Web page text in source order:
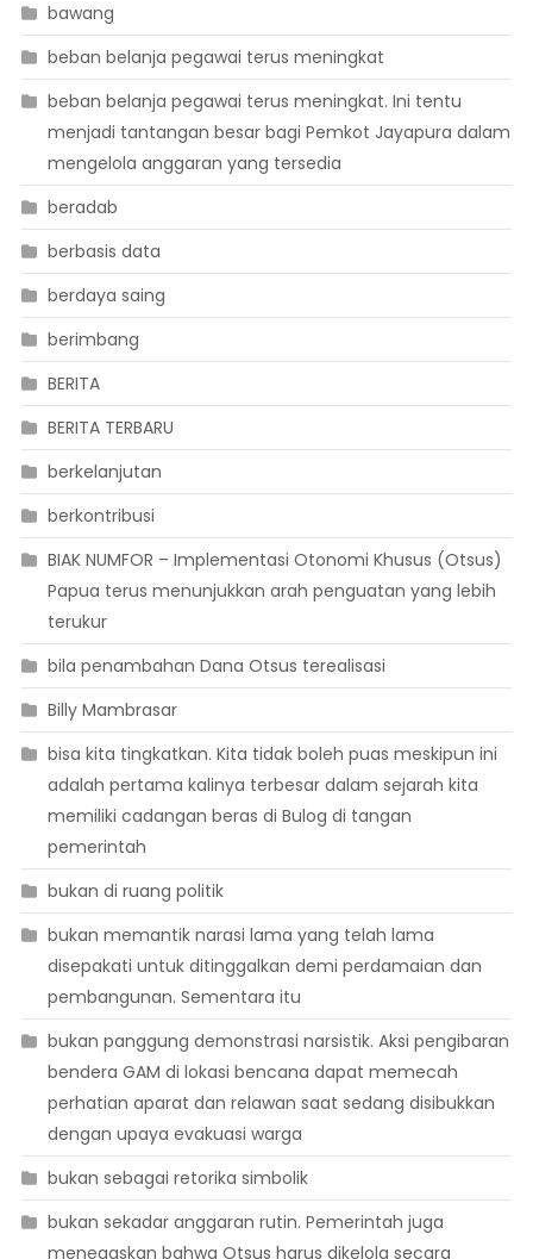
bawang
beban belanja pegawai terus meningkat
beban belanja pegawai terus meningkat. Ini tentu
menjadi tantangan besar bagi Pemkot Jayapura dalam
mengelola anggaran yang tersedia
beradab
berbasis data
berdaya saing
berimbang
BERITA
BERITA TERBARU
berkelanjutan
berkontribusi
BIAK NUMFOR – Implementasi Otonomi Khusus (Otsus)
Papua terus menunjukkan arah penguatan yang lebih
terukur
bila penambahan Dana Otsus terealisasi
Billy Mambrasar
bisa kita tingkatkan. Kita tidak boleh puas meskipun ini
adalah pertama kalinya terbesar dalam sejarah kita
memiliki cadangan beras di Bulog di tangan
pemerintah
bukan di ruang politik
bukan memantik narasi lama yang telah lama
disepakati untuk ditinggalkan demi perdamaian dan
pembangunan. Sementara itu
bukan panggung demonstrasi narsistik. Aksi pengibaran
bendera GAM di lokasi bencana dapat memecah
perhatian aparat dan relawan saat sedang disibukkan
dengan upaya evakuasi warga
bukan sebagai retorika simbolik
bukan sekadar anggaran rutin. Pemerintah juga
menegaskan bahwa Otsus harus dikelola secara